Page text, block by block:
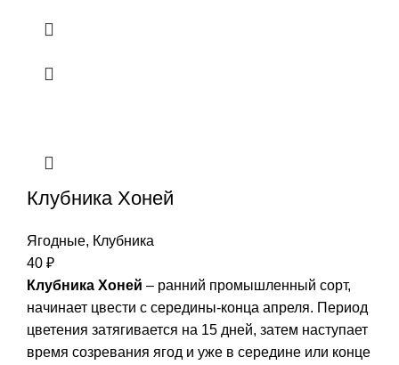
Клубника Хоней
Ягодные, Клубника
40 ₽
Клубника Хоней – ранний промышленный сорт,
начинает цвести с середины-конца апреля. Период
цветения затягивается на 15 дней, затем наступает
время созревания ягод и уже в середине или конце